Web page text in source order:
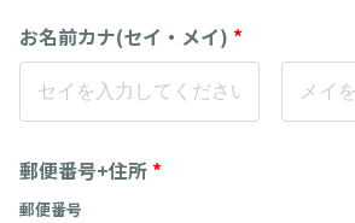
お名前カナ(セイ・メイ) *
郵便番号+住所 *
郵便番号